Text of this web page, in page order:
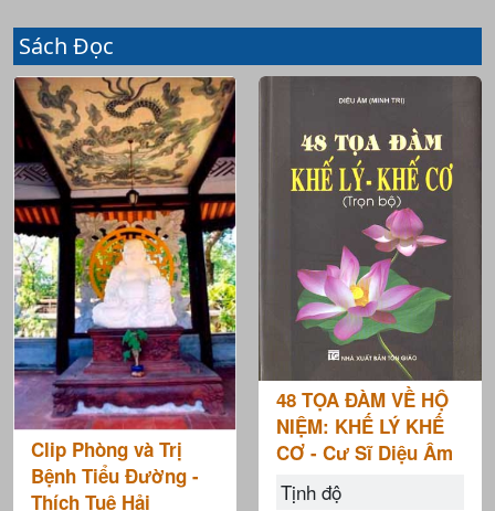
Sách Đọc
Clip Phòng và Trị
Bệnh Tiểu Đường -
Thích Tuệ Hải
48 TỌA ĐÀM VỀ HỘ
NIỆM: KHẾ LÝ KHẾ
CƠ - Cư Sĩ Diệu Âm
Tịnh độ